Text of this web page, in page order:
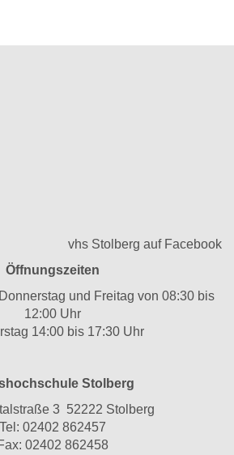
vhs Stolberg auf Facebook
Öffnungszeiten
und Freitag von 08:30 bis
12:00 Uhr
14:00 bis 17:30 Uhr
Stolberg
3 52222 Stolberg
Tel: 02402 862457
02402 862458